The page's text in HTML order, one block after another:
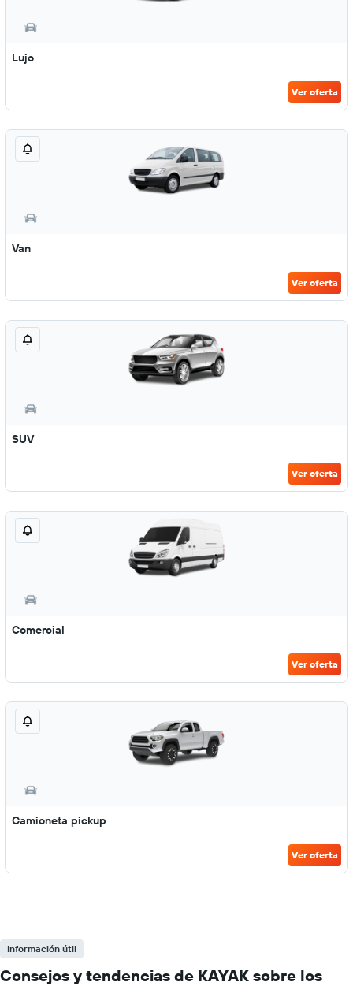
Lujo
Ver oferta
Van
Ver oferta
SUV
Ver oferta
Comercial
Ver oferta
Camioneta pickup
Ver oferta
Información útil
Consejos y tendencias de KAYAK sobre los